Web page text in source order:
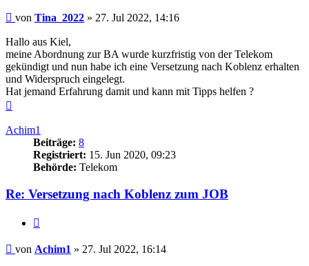
Beitrag
von Tina_2022 » 27. Jul 2022, 14:16
Hallo aus Kiel,
meine Abordnung zur BA wurde kurzfristig von der Telekom
gekündigt und nun habe ich eine Versetzung nach Koblenz erhalten
und Widerspruch eingelegt.
Hat jemand Erfahrung damit und kann mit Tipps helfen ?
Achim1
Beiträge: 8
Registriert: 15. Jun 2020, 09:23
Behörde: Telekom
Re: Versetzung nach Koblenz zum JOB
Beitrag
von Achim1 » 27. Jul 2022, 16:14